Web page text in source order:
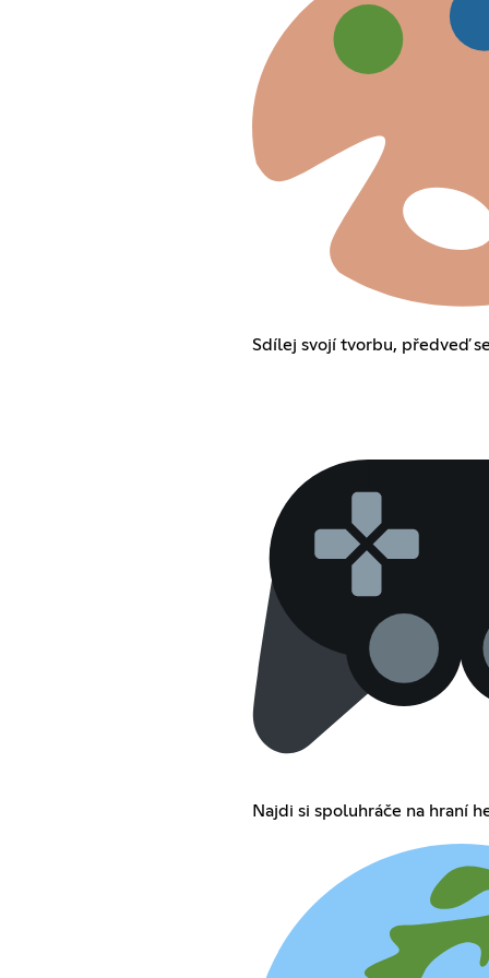
Sdílej svojí tvorbu, předveď
Najdi si spoluhráče na hraní